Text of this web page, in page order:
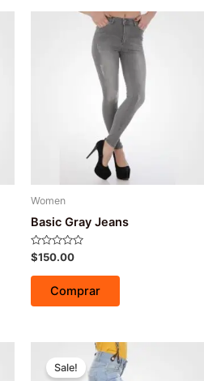
Women
Basic Gray Jeans
Avaliação
0
de
$150.00
Comprar
Sale!